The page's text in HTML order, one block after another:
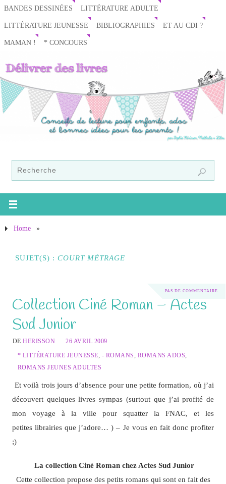
BANDES DESSINÉES LITTÉRATURE ADULTE
LITTÉRATURE JEUNESSE BIBLIOGRAPHIES ET AU CDI ?
MAMAN ! * CONCOURS
Home »
SUJET(S) : COURT MÉTRAGE
PAS DE COMMENTAIRE
Collection Ciné Roman – Actes
Sud Junior
DEHERISSON
26 AVRIL 2009
* LITTÉRATURE JEUNESSE, - ROMANS, ROMANS ADOS,
ROMANS JEUNES ADULTES
Et voilà trois jours d’absence pour une petite formation, où j’ai
découvert quelques livres sympas (surtout que j’ai profité de
mon voyage à la ville pour squatter la FNAC, et les
petites librairies que j’adore… ) – Je vous en fait donc profiter
;)
La collection Ciné Roman chez Actes Sud Junior
Cette collection propose des petits romans qui sont en fait des